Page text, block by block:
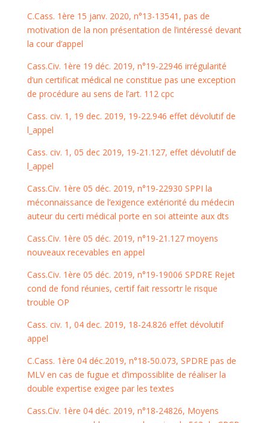
C.Cass. 1ère 15 janv. 2020, n°13-13541, pas de
motivation de la non présentation de l’intéressé devant
la cour d’appel
Cass.Civ. 1ère 19 déc. 2019, n°19-22946 irrégularité
d’un certificat médical ne constitue pas une exception
de procédure au sens de l’art. 112 cpc
Cass. civ. 1, 19 dec. 2019, 19-22.946 effet dévolutif de
l_appel
Cass. civ. 1, 05 dec 2019, 19-21.127, effet dévolutif de
l_appel
Cass.Civ. 1ère 05 déc. 2019, n°19-22930 SPPI la
méconnaissance de l’exigence extériorité du médecin
auteur du certi médical porte en soi atteinte aux dts
Cass.Civ. 1ère 05 déc. 2019, n°19-21.127 moyens
nouveaux recevables en appel
Cass.Civ. 1ère 05 déc. 2019, n°19-19006 SPDRE Rejet
cond de fond réunies, certif fait ressortr le risque
trouble OP
Cass. civ. 1, 04 dec. 2019, 18-24.826 effet dévolutif
appel
C.Cass. 1ère 04 déc.2019, n°18-50.073, SPDRE pas de
MLV en cas de fugue et d’impossiblite de réaliser la
double expertise exigee par les textes
Cass.Civ. 1ère 04 déc. 2019, n°18-24826, Moyens